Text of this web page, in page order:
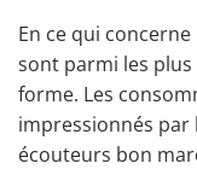
En ce qui
sont parmi les
forme. Les
impressionnés par
écouteurs bon